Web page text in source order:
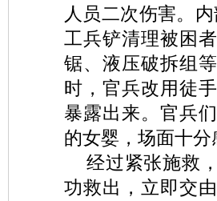
人员二次伤害。
工兵铲清理被困
锯、液压破拆组
时，官兵改用徒
暴露出来。官兵
的女婴，场面十分
经过紧张施救
功救出，立即交